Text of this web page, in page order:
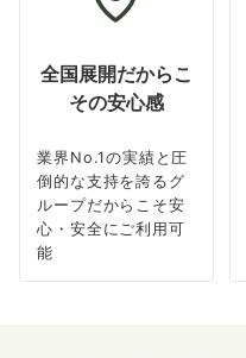
全国展開だからこ
その安心感
業界No.1の実績と圧
倒的な支持を誇るグ
ループだからこそ安
心・安全にご利用可
能